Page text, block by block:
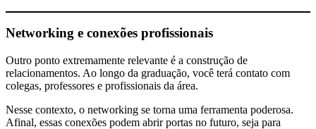
Networking e conexões profissionais
Outro ponto extremamente relevante é a construção de
relacionamentos. Ao longo da graduação, você terá contato com
colegas, professores e profissionais da área.
Nesse contexto, o networking se torna uma ferramenta poderosa.
Afinal, essas conexões podem abrir portas no futuro, seja para